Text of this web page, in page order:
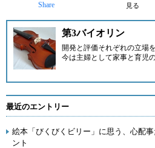
Share 見る
第3バイオリン
開発と評価それぞれの立場
今は主婦として家事と育児
最近のエントリー
絵本「びくびくビリー」に思う、心配
ント